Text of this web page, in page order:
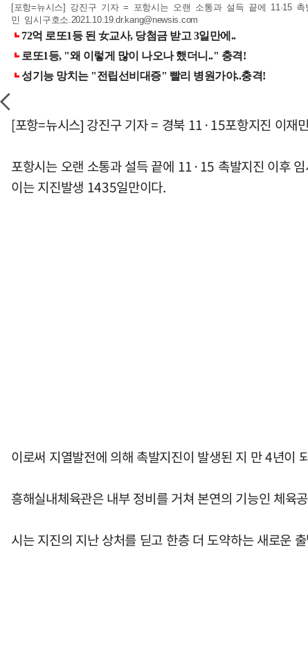
[포항=뉴시스] 강진구 기자 = 포항시는 오랜 소통과 설득 끝에 11·15
민 임시구호소.2021.10.19.dr.kang@newsis.com
[포항=뉴시스] 강진구 기자 = 경북 11·15포항지진 이재
포항시는 오랜 소통과 설득 끝에 11·15 촉발지진 이후
이는 지진발생 1435일만이다.
이로써 지열발전에 의해 촉발지진이 발생된 지 만 4년이
흥해실내체육관은 내부 정비를 거쳐 본연의 기능인 체육
시는 지진의 지난 상처를 딛고 한층 더 도약하는 새로운